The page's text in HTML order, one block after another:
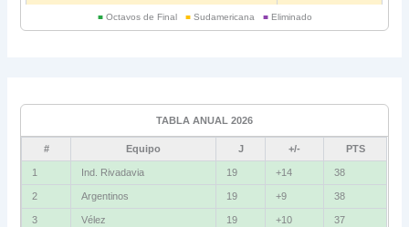
Bolívar 5
La Guaira
■Octavos de Final ■Sudamericana ■Eliminado
TABLA ANUAL 2026
# Equipo J +/- PTS
1 Ind. Rivadavia 19 +14 38
2 Argentinos 19 +9 38
3 Vélez 19 +10 37